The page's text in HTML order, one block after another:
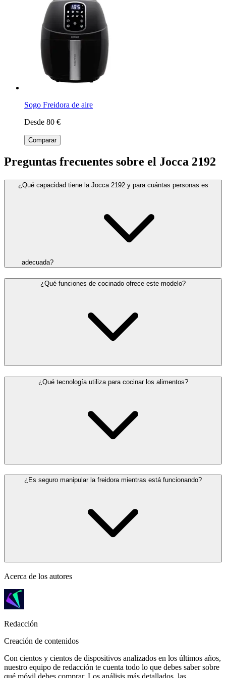
Sogo Freidora de aire
Desde 80 €
Comparar
Preguntas frecuentes sobre el Jocca 2192
¿Qué capacidad tiene la Jocca 2192 y para cuántas personas es
adecuada?
¿Qué funciones de cocinado ofrece este modelo?
¿Qué tecnología utiliza para cocinar los alimentos?
¿Es seguro manipular la freidora mientras está funcionando?
Acerca de los autores
Redacción
Creación de contenidos
Con cientos y cientos de dispositivos analizados en los últimos años,
nuestro equipo de redacción te cuenta todo lo que debes saber sobre